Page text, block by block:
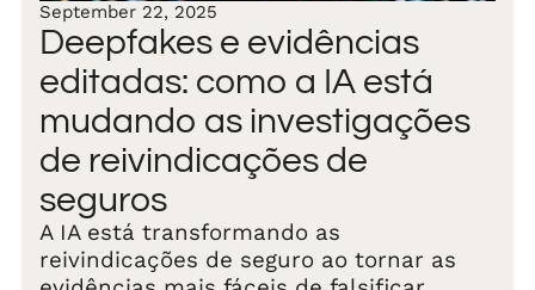
September 22, 2025
Deepfakes e evidências
editadas: como a IA está
mudando as investigações
de reivindicações de
seguros
A IA está transformando as
reivindicações de seguro ao tornar as